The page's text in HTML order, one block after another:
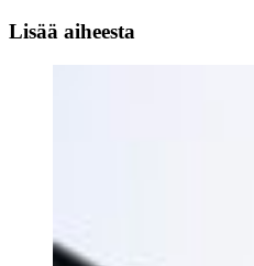
Lisää aiheesta